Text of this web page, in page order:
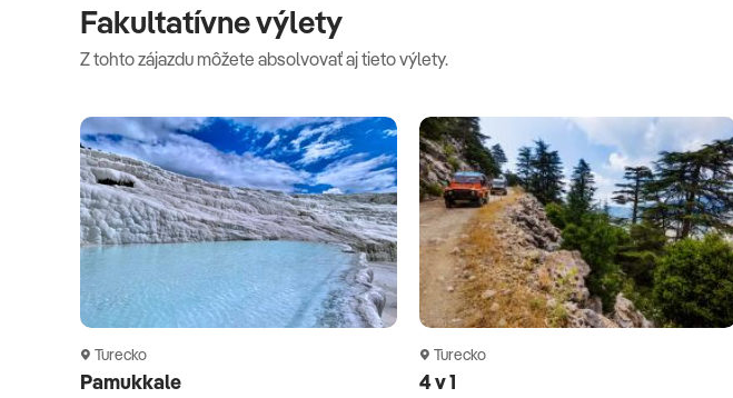
Fakultatívne výlety
Z tohto zájazdu môžete absolvovať aj tieto výlety.
Turecko
Pamukkale
Turecko
4 v 1